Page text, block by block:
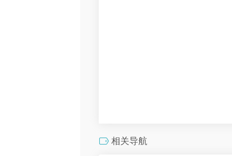
相关导航